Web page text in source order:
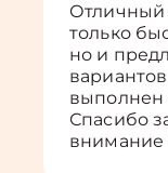
Отличный
только
но и
выполнен
Спасибо
внимание